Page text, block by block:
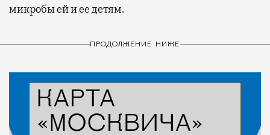
микробы ей и ее детям.
ПРОДОЛЖЕНИЕ НИЖЕ